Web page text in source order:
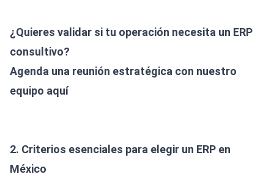
¿Quieres validar si tu operación necesita un ERP
consultivo?
Agenda una reunión estratégica con nuestro
equipo aquí
2. Criterios esenciales para elegir un ERP en
México